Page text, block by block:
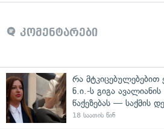
კომენტარები
რა მტკიცებულებებით
ნ.ი.-ს გიგა
წაქეზებას — საქმის
18 საათის წინ